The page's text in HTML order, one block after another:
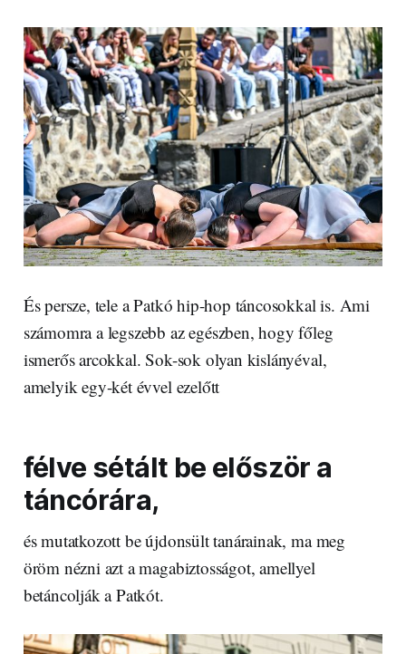
És persze, tele a Patkó hip-hop táncosokkal is. Ami
számomra a legszebb az egészben, hogy főleg
ismerős arcokkal. Sok-sok olyan kislányéval,
amelyik egy-két évvel ezelőtt
félve sétált be először a
táncórára,
és mutatkozott be újdonsült tanárainak, ma meg
öröm nézni azt a magabiztosságot, amellyel
betáncolják a Patkót.